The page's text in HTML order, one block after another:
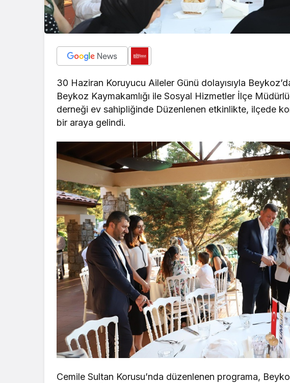
30 Haziran Koruyucu Aileler Günü dolayısıyla
Beykoz Kaymakamlığı ile Sosyal Hizmetler İlçe
derneği ev sahipliğinde Düzenlenen etkinlikte, ilçede
bir araya gelindi.
Cemile Sultan Korusu’nda düzenlenen programa,